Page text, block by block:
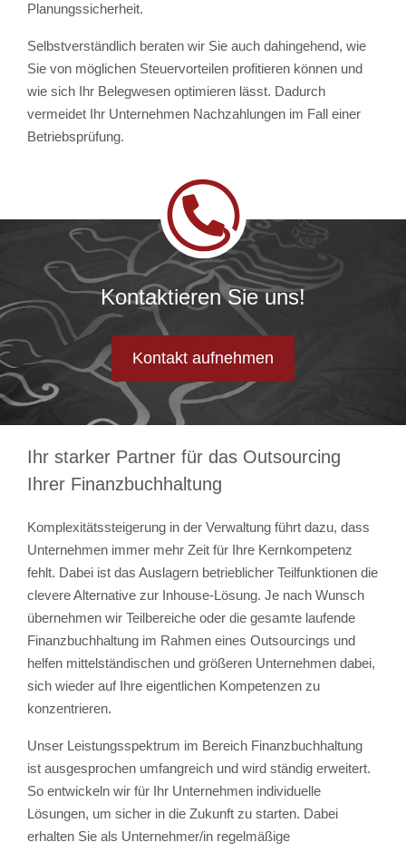
Planungssicherheit.
Selbstverständlich beraten wir Sie auch dahingehend, wie
Sie von möglichen Steuervorteilen profitieren können und
wie sich Ihr Belegwesen optimieren lässt. Dadurch
vermeidet Ihr Unternehmen Nachzahlungen im Fall einer
Betriebsprüfung.
Kontaktieren Sie uns!
Kontakt aufnehmen
Ihr starker Partner für das Outsourcing
Ihrer Finanzbuchhaltung
Komplexitätssteigerung in der Verwaltung führt dazu, dass
Unternehmen immer mehr Zeit für Ihre Kernkompetenz
fehlt. Dabei ist das Auslagern betrieblicher Teilfunktionen die
clevere Alternative zur Inhouse-Lösung. Je nach Wunsch
übernehmen wir Teilbereiche oder die gesamte laufende
Finanzbuchhaltung im Rahmen eines Outsourcings und
helfen mittelständischen und größeren Unternehmen dabei,
sich wieder auf Ihre eigentlichen Kompetenzen zu
konzentrieren.
Unser Leistungsspektrum im Bereich Finanzbuchhaltung
ist ausgesprochen umfangreich und wird ständig erweitert.
So entwickeln wir für Ihr Unternehmen individuelle
Lösungen, um sicher in die Zukunft zu starten. Dabei
erhalten Sie als Unternehmer/in regelmäßige